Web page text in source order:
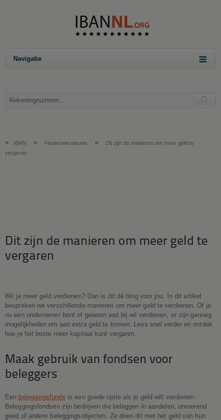
Navigatie
» IBAN » Financieel nieuws »
Dit zijn de manieren om meer geld te
vergaren
Dit zijn de manieren om meer geld te
vergaren
Wil je meer geld verdienen? Dan is dit dé blog voor jou. In dit artikel
bespreken we verschillende manieren om meer geld te verdienen. Of je
nu een ondernemer bent of gewoon wat bij wil verdienen, er zijn genoeg
mogelijkheden om aan extra geld te komen. Lees snel verder en ontdek
hoe je het beste meer kapitaal kunt vergaren.
Maak gebruik van fondsen voor
beleggers
Een beleggingsfonds is een goede optie als je geld wilt verdienen.
Beleggingsfondsen zijn bedrijven die beleggen in aandelen, onroerend
goed of andere beleggingsobjecten. Ze doen dit met het geld van hun